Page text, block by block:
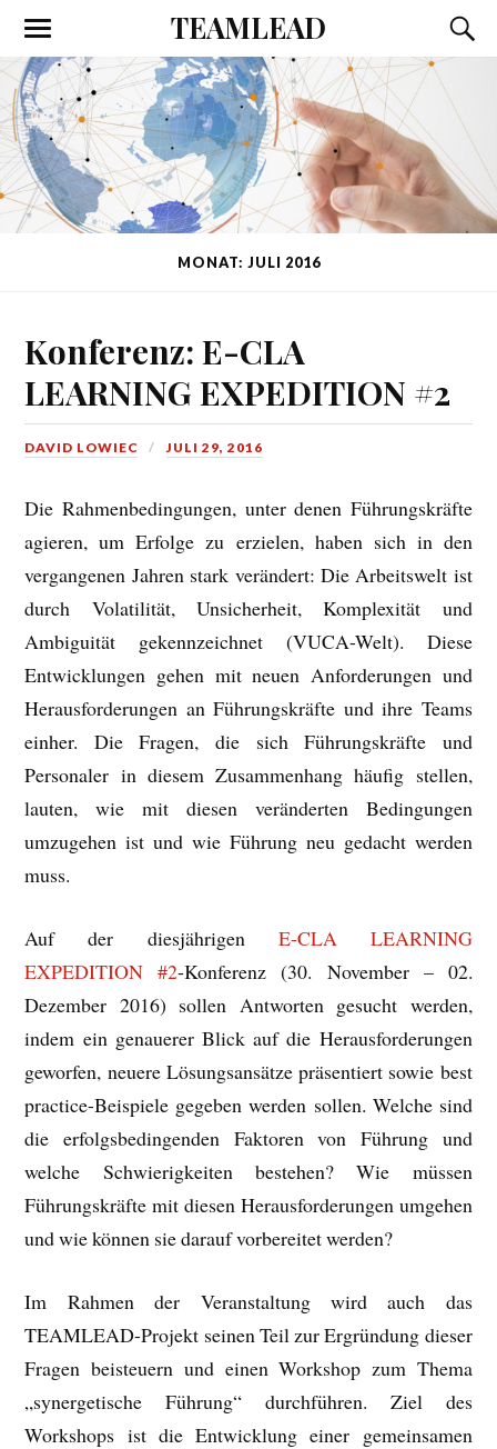
TEAMLEAD
MONAT: JULI 2016
Konferenz: E-CLA
LEARNING EXPEDITION #2
DAVID LOWIEC JULI 29, 2016
Die Rahmenbedingungen, unter denen Führungskräfte
agieren, um Erfolge zu erzielen, haben sich in den
vergangenen Jahren stark verändert: Die Arbeitswelt ist
durch Volatilität, Unsicherheit, Komplexität und
Ambiguität gekennzeichnet (VUCA-Welt). Diese
Entwicklungen gehen mit neuen Anforderungen und
Herausforderungen an Führungskräfte und ihre Teams
einher. Die Fragen, die sich Führungskräfte und
Personaler in diesem Zusammenhang häufig stellen,
lauten, wie mit diesen veränderten Bedingungen
umzugehen ist und wie Führung neu gedacht werden
muss.
Auf der diesjährigen E-CLA LEARNING
EXPEDITION #2-Konferenz (30. November – 02.
Dezember 2016) sollen Antworten gesucht werden,
indem ein genauerer Blick auf die Herausforderungen
geworfen, neuere Lösungsansätze präsentiert sowie best
practice-Beispiele gegeben werden sollen. Welche sind
die erfolgsbedingenden Faktoren von Führung und
welche Schwierigkeiten bestehen? Wie müssen
Führungskräfte mit diesen Herausforderungen umgehen
und wie können sie darauf vorbereitet werden?
Im Rahmen der Veranstaltung wird auch das
TEAMLEAD-Projekt seinen Teil zur Ergründung dieser
Fragen beisteuern und einen Workshop zum Thema
„synergetische Führung“ durchführen. Ziel des
Workshops ist die Entwicklung einer gemeinsamen